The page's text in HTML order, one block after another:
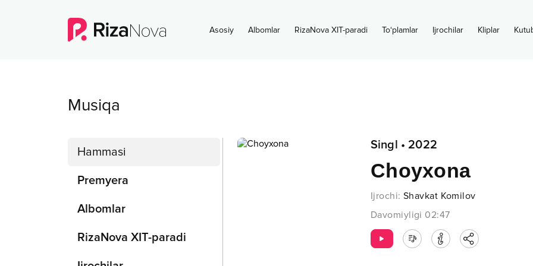
Asosiy Albomlar RizaNova XIT-paradi To‘plamlar Ijrochilar Kliplar
Musiqa
Hammasi
Premyera
Albomlar
RizaNova XIT-paradi
Singl • 2022
Choyxona
Ijrochi: Shavkat Komilov
Davomiyligi 02:47